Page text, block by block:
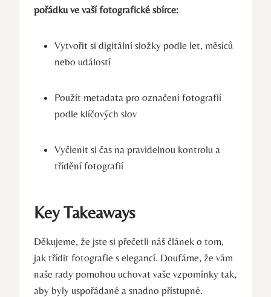
pořádku ve vaší⁤ fotografické sbírce:
Vytvořit si digitální ‍složky ​podle let, měsíců
nebo událostí
Použít metadata pro označení fotografií
podle klíčových slov
Vyčlenit⁢ si čas na pravidelnou‌ kontrolu​ a
třídění fotografií
Key ​Takeaways
Děkujeme,⁤ že ‌jste si přečetli náš ⁢článek⁤ o​ tom,‍
jak třídit fotografie s elegancí.‌ Doufáme, že vám
naše rady ‌pomohou uchovat vaše vzpomínky ​tak,
aby byly uspořádané a‌ snadno přístupné.